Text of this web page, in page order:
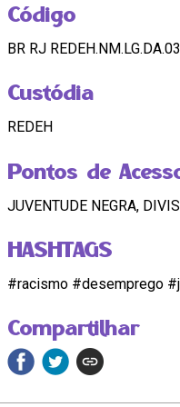
Compartilhar
Código
BR RJ
Custódia
REDEH
Pontos de
JUVENTUDE NEGRA,
HASHTAGS
#racismo #desemprego